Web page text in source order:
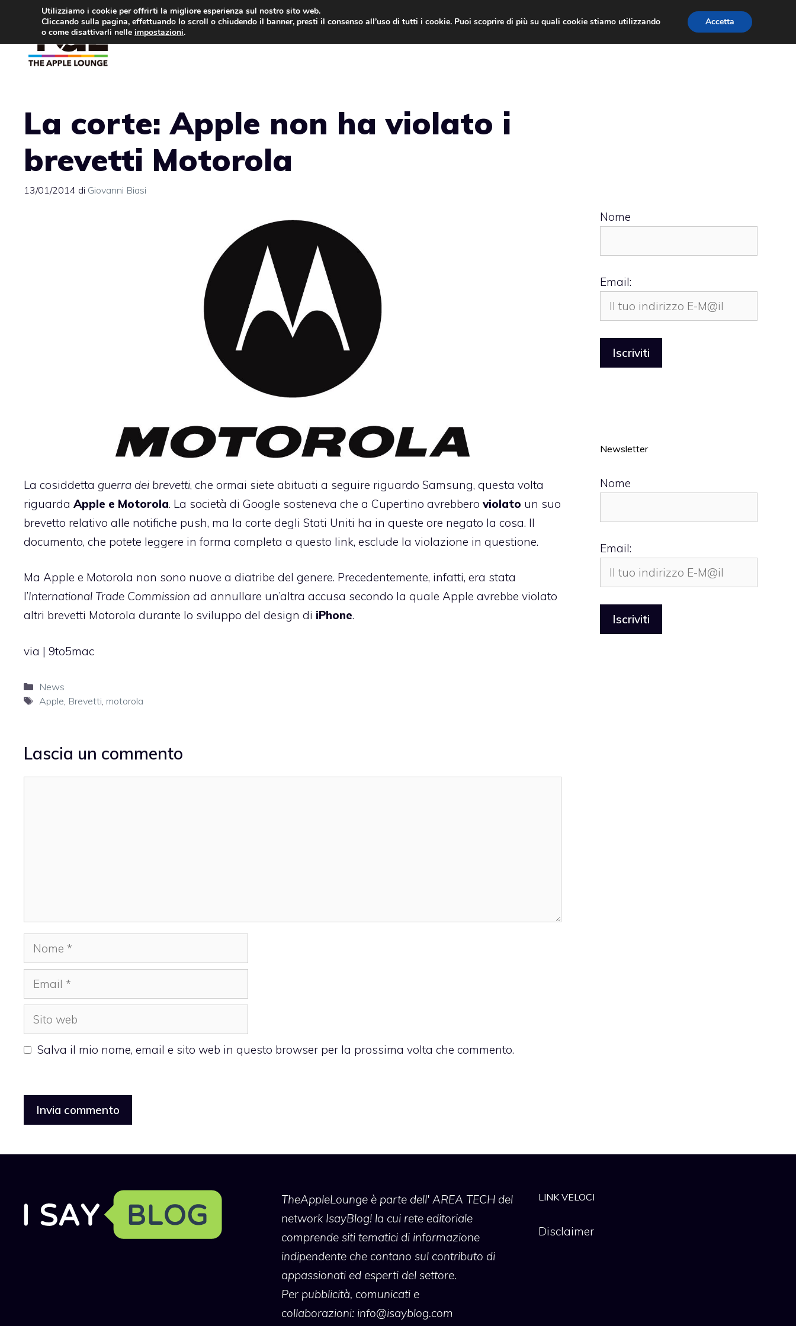
contenuto
La corte: Apple non ha violato i
brevetti Motorola
13/01/2014 di Giovanni Biasi
La cosiddetta guerra dei brevetti, che ormai siete abituati a seguire riguardo Samsung, questa volta
riguarda Apple e Motorola. La società di Google sosteneva che a Cupertino avrebbero violato un suo
brevetto relativo alle notifiche push, ma la corte degli Stati Uniti ha in queste ore negato la cosa. Il
documento, che potete leggere in forma completa a questo link, esclude la violazione in questione.
Ma Apple e Motorola non sono nuove a diatribe del genere. Precedentemente, infatti, era stata
l’International Trade Commission ad annullare un’altra accusa secondo la quale Apple avrebbe violato
altri brevetti Motorola durante lo sviluppo del design di iPhone.
via | 9to5mac
Categorie
News
Tag
Apple, Brevetti, motorola
Lascia un commento
Nome
Email
Sito
web
Salva il mio nome, email e sito web in questo browser per la prossima volta che commento.
Nome
Email:
Newsletter
Nome
Email:
TheAppleLoungeè parte dell' AREA TECH del
network IsayBlog! la cui rete editoriale
comprende siti tematici di informazione
indipendente che contano sul contributo di
appassionati ed esperti del settore.
Per pubblicità, comunicati e
collaborazioni: info@isayblog.com
LINK VELOCI
Disclaimer
Utilizziamo i cookie per offrirti la migliore esperienza sul nostro sito web.
Cliccando sulla pagina, effettuando lo scroll o chiudendo il banner, presti il consenso all’uso di tutti i cookie. Puoi scoprire di più su quali cookie stiamo utilizzando
o come disattivarli nelle impostazioni.
Accetta